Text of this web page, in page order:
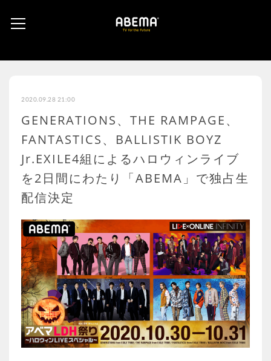
2020.09.28 21:00
GENERATIONS、THE RAMPAGE、
FANTASTICS、BALLISTIK BOYZ
Jr.EXILE4組によるハロウィンライブ
を2日間にわたり「ABEMA」で独占生
配信決定